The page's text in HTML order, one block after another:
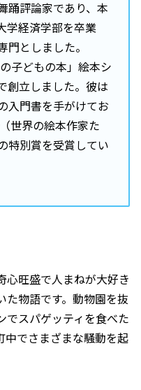
踊評論家であり、本
学経済学部を卒業
としました。
子どもの本」絵本シ
創立しました。彼は
入門書を手がけてお
世界の絵本作家た
特別賞を受賞してい
心旺盛で人まねが大好き
た物語です。動物園を抜
でスパゲッティを食べた
中でさまざまな騒動を起